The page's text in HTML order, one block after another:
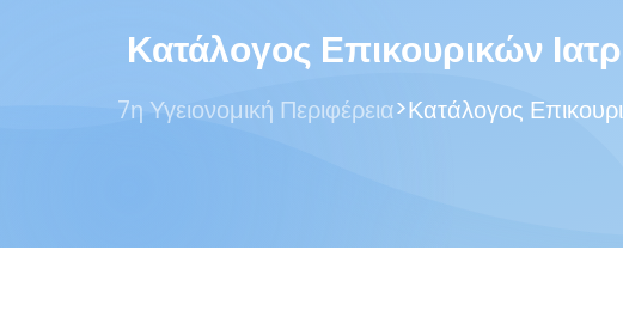
Κατάλογος Επικουρικών
7η Υγειονομική Περιφέρεια>Κατάλογος